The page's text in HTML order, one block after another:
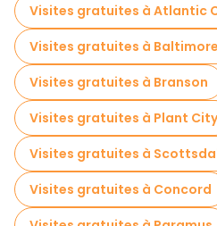
Visites gratuites à Atlantic
Visites gratuites à Baltimore
Visites gratuites à Branson
Visites gratuites à Plant City
Visites gratuites à
Visites gratuites à Concord